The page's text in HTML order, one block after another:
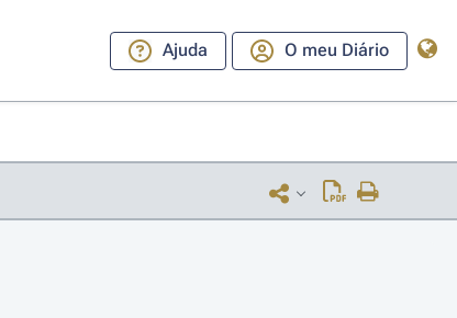
Ajuda O meu Diário